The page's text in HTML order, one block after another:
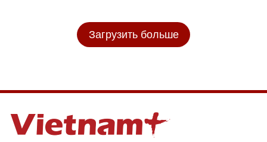
Загрузить больше